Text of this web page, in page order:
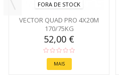
FORA DE STOCK
VECTOR QUAD PRO 4X20M
170/75KG
52,00 €
MAIS